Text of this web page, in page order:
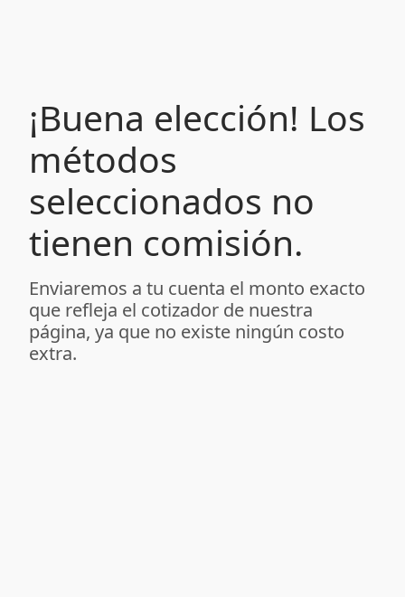
¡Buena elección! Los
métodos
seleccionados no
tienen comisión.
Enviaremos a tu cuenta el monto exacto
que refleja el cotizador de nuestra
página, ya que no existe ningún costo
extra.